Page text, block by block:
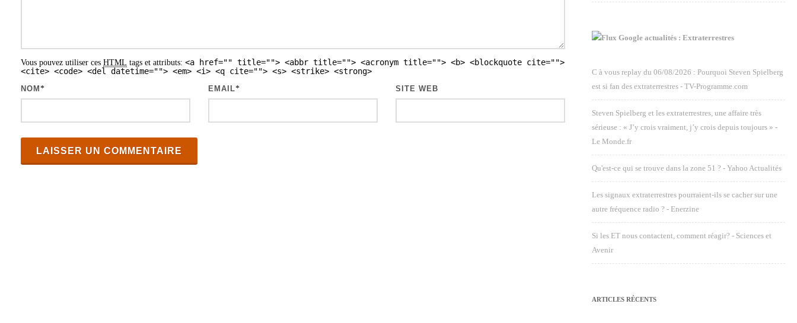
Vous pouvez utiliser ces HTML tags et attributs: <a href="" title=""> <abbr title=""> <acronym title=""> <b> <blockquote cite="">
<cite> <code> <del datetime=""> <em> <i> <q cite=""> <s> <strike> <strong>
NOM * EMAIL* SITE WEB
Google actualités : Extraterrestres
C à vous replay du 06/08/2026 : Pourquoi Steven Spielberg
est si fan des extraterrestres - TV-Programme.com
Steven Spielberg et les extraterrestres, une affaire très
sérieuse : « J’y crois vraiment, j’y crois depuis toujours » -
Le Monde.fr
Qu'est-ce qui se trouve dans la zone 51 ? - Yahoo Actualités
Les signaux extraterrestres pourraient-ils se cacher sur une
autre fréquence radio ? - Enerzine
Si les ET nous contactent, comment réagir? - Sciences et
Avenir
ARTICLES RÉCENTS